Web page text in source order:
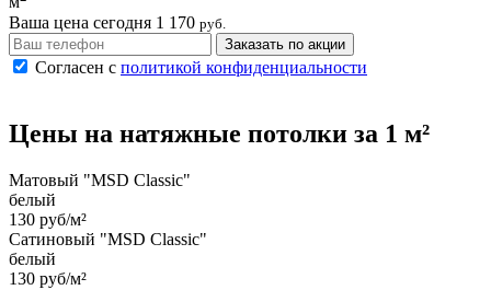
Ваша цена сегодня 1 170 руб.
Заказать по акции
Согласен с политикой конфиденциальности
Цены на натяжные потолки за 1 м²
Матовый "MSD Classic"
белый
130 руб/м²
Сатиновый "MSD Classic"
белый
130 руб/м²